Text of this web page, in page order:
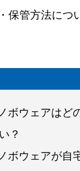
保管方法につ
ボウェアはど
？
ボウェアが自